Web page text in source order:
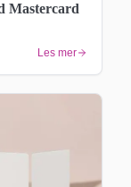
Mastercard
Les mer